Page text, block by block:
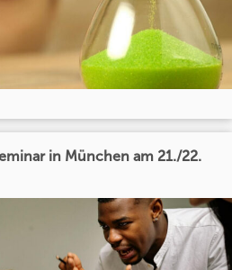
in München am 21./22.